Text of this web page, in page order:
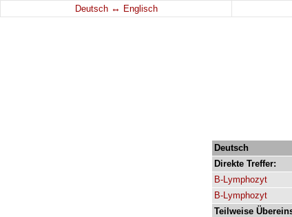
Deutsch ↔ Englisch
Deutsch
Direkte Treffer:
B-Lymphozyt
B-Lymphozyt
Teilweise